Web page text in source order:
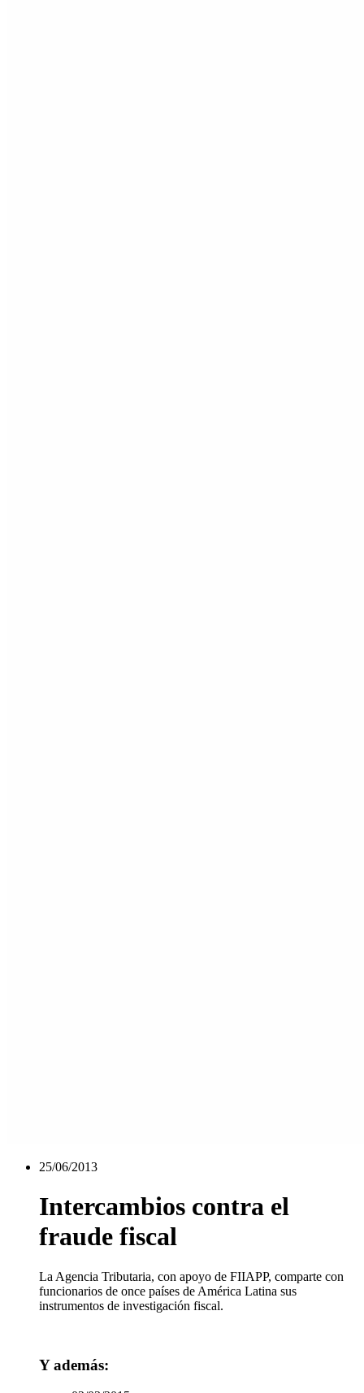
25/06/2013
Intercambios contra el
fraude fiscal
La Agencia Tributaria, con apoyo de FIIAPP, comparte con
funcionarios de once países de América Latina sus
instrumentos de investigación fiscal.
Y además: